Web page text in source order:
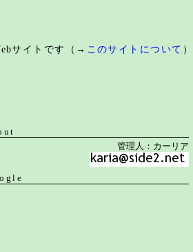
サイトです（→ このサイトについて ）
管理人：カーリア